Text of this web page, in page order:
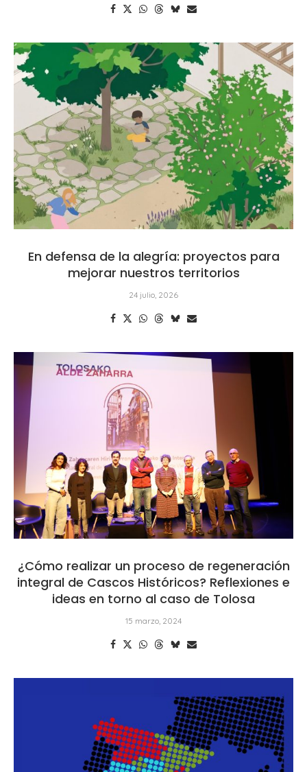
En defensa de la alegría: proyectos para
mejorar nuestros territorios
24 julio, 2026
¿Cómo realizar un proceso de regeneración
integral de Cascos Históricos? Reflexiones e
ideas en torno al caso de Tolosa
15 marzo, 2024